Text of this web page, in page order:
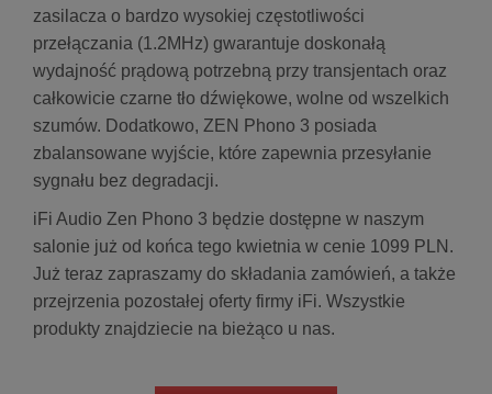
zasilacza o bardzo wysokiej częstotliwości
przełączania (1.2MHz) gwarantuje doskonałą
wydajność prądową potrzebną przy transjentach oraz
całkowicie czarne tło dźwiękowe, wolne od wszelkich
szumów. Dodatkowo, ZEN Phono 3 posiada
zbalansowane wyjście, które zapewnia przesyłanie
sygnału bez degradacji.
iFi Audio Zen Phono 3 będzie dostępne w naszym
salonie już od końca tego kwietnia w cenie 1099 PLN.
Już teraz zapraszamy do składania zamówień, a także
przejrzenia pozostałej oferty firmy iFi. Wszystkie
produkty znajdziecie na bieżąco u nas.